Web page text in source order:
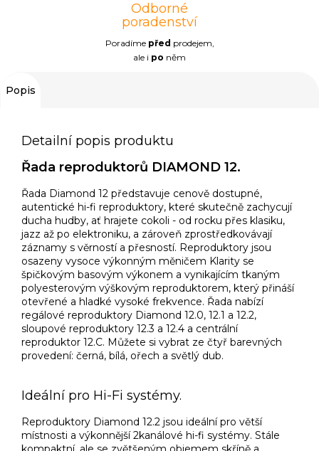
Odborné
poradenství
Poradíme před prodejem,
ale i po něm
Popis
Detailní popis produktu
Řada reproduktorů DIAMOND 12.
Řada Diamond 12 představuje cenově dostupné,
autentické hi-fi reproduktory, které skutečně zachycují
ducha hudby, ať hrajete cokoli - od rocku přes klasiku,
jazz až po elektroniku, a zároveň zprostředkovávají
záznamy s věrností a přesností. Reproduktory jsou
osazeny vysoce výkonným měničem Klarity se
špičkovým basovým výkonem a vynikajícím tkaným
polyesterovým výškovým reproduktorem, který přináší
otevřené a hladké vysoké frekvence. Řada nabízí
regálové reproduktory Diamond 12.0, 12.1 a 12.2,
sloupové reproduktory 12.3 a 12.4 a centrální
reproduktor 12.C. Můžete si vybrat ze čtyř barevných
provedení: černá, bílá, ořech a světlý dub.
Ideální pro Hi-Fi systémy.
Reproduktory Diamond 12.2 jsou ideální pro větší
místnosti a výkonnější 2kanálové hi-fi systémy. Stále